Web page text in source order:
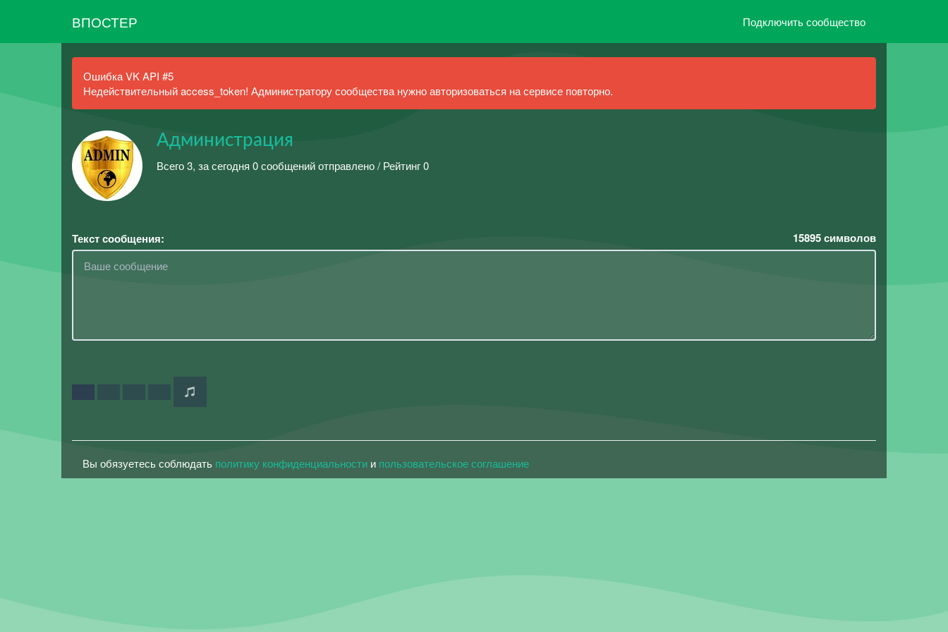
ВПОСТЕР Подключить сообщество
Ошибка VK API #5
Недействительный access_token! Администратору сообщества нужно авторизоваться на сервисе повторно.
Администрация
Всего 3, за сегодня 0 сообщений отправлено / Рейтинг 0
Текст сообщения: 15895символов
Вы обязуетесь соблюдать политику конфиденциальности и пользовательское соглашение